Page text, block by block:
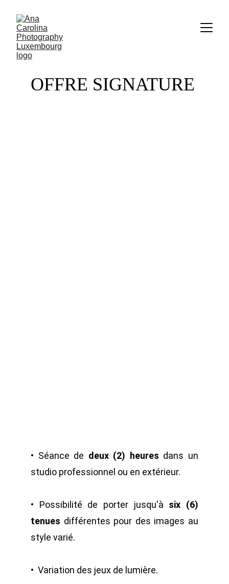
OFFRE SIGNATURE
• Séance de deux (2) heures dans un
studio professionnel ou en extérieur.
• Possibilité de porter jusqu'à six (6)
tenues différentes pour des images au
style varié.
• Variation des jeux de lumière.